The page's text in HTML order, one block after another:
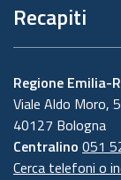
Recapiti
Regione Emilia-
Viale Aldo Moro,
40127 Bologna
Centralino 051
Cerca telefoni o